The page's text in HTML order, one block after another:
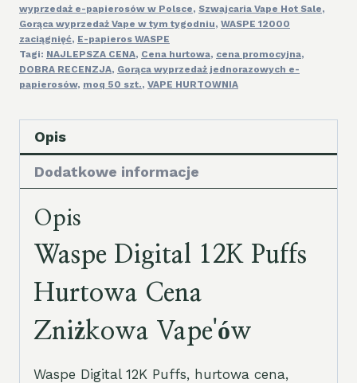
wyprzedaż e-papierosów w Polsce, Szwajcaria Vape Hot Sale,
Gorąca wyprzedaż Vape w tym tygodniu, WASPE 12000
zaciągnięć, E-papieros WASPE
Tagi: NAJLEPSZA CENA, Cena hurtowa, cena promocyjna,
DOBRA RECENZJA, Gorąca wyprzedaż jednorazowych e-
papierosów, moq 50 szt., VAPE HURTOWNIA
Opis
Dodatkowe informacje
Opis
Waspe Digital 12K Puffs
Hurtowa Cena
Zniżkowa Vape'ów
Waspe Digital 12K Puffs, hurtowa cena,